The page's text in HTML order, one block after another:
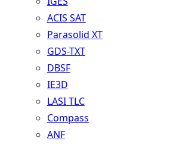
ACIS SAT
Parasolid XT
GDS-TXT
DBSF
IE3D
LASI TLC
Compass
ANF